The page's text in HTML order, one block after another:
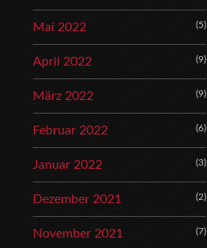
Mai 2022 (5)
April 2022 (9)
März 2022 (9)
Februar 2022 (6)
Januar 2022 (3)
Dezember 2021 (2)
November 2021 (7)